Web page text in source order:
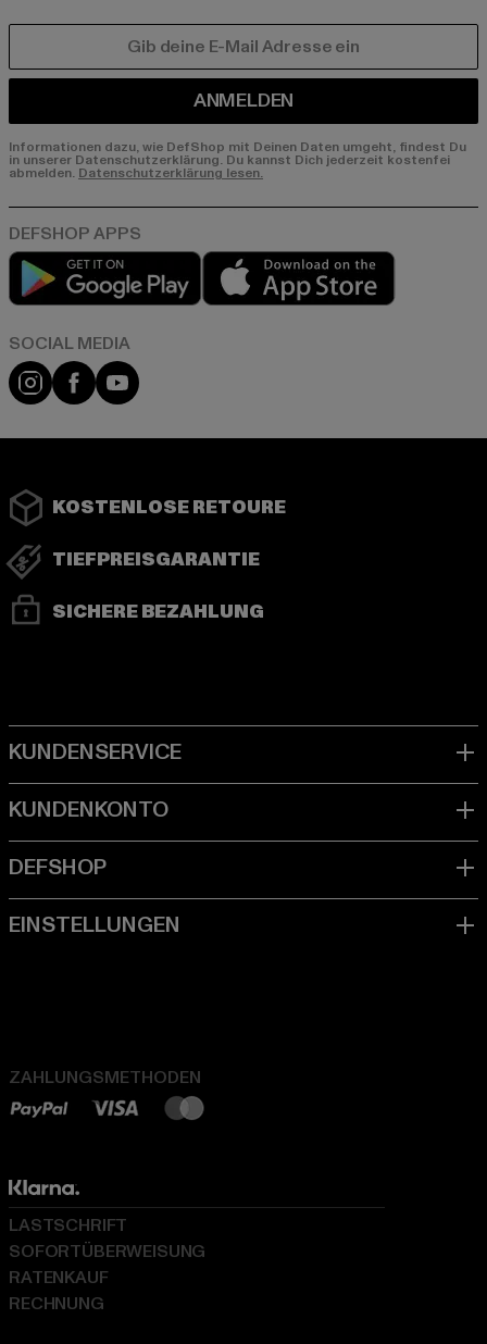
ANMELDEN
Informationen dazu, wie DefShop mit Deinen Daten umgeht, findest Du
in unserer Datenschutzerklärung. Du kannst Dich jederzeit kostenfei
abmelden. Datenschutzerklärung lesen.
Play market
Instagram
FacebookYouTube
KOSTENLOSE RETOURE
TIEFPREISGARANTIE
SICHERE BEZAHLUNG
ZAHLUNGSMETHODEN
LASTSCHRIFT
SOFORTÜBERWEISUNG
RATENKAUF
RECHNUNG